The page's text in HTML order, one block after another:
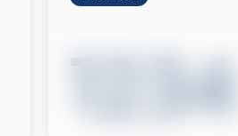
1234